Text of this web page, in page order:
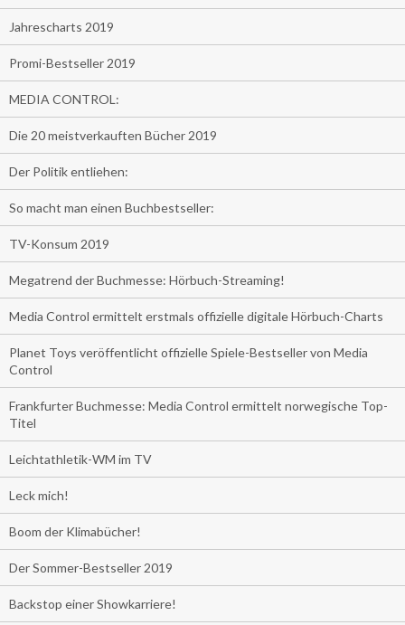
Jahrescharts 2019
Promi-Bestseller 2019
MEDIA CONTROL:
Die 20 meistverkauften Bücher 2019
Der Politik entliehen:
So macht man einen Buchbestseller:
TV-Konsum 2019
Megatrend der Buchmesse: Hörbuch-Streaming!
Media Control ermittelt erstmals offizielle digitale Hörbuch-Charts
Planet Toys veröffentlicht offizielle Spiele-Bestseller von Media
Control
Frankfurter Buchmesse: Media Control ermittelt norwegische Top-
Titel
Leichtathletik-WM im TV
Leck mich!
Boom der Klimabücher!
Der Sommer-Bestseller 2019
Backstop einer Showkarriere!